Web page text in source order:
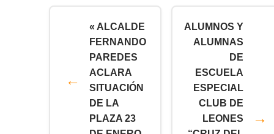
« ALCALDE
FERNANDO
PAREDES
ACLARA
SITUACIÓN
DE LA
PLAZA 23
ALUMNOS Y
ALUMNAS
DE
ESCUELA
ESPECIAL
CLUB DE
LEONES